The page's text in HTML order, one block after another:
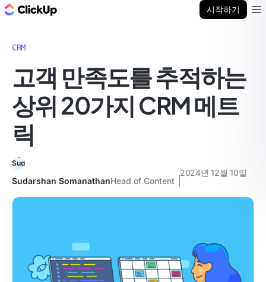
시작하기
CRM
고객 만족도를 추적하는
상위 20가지 CRM 메트
릭
Sudarshan SomanathanHead of Content
2024년 12월 10일